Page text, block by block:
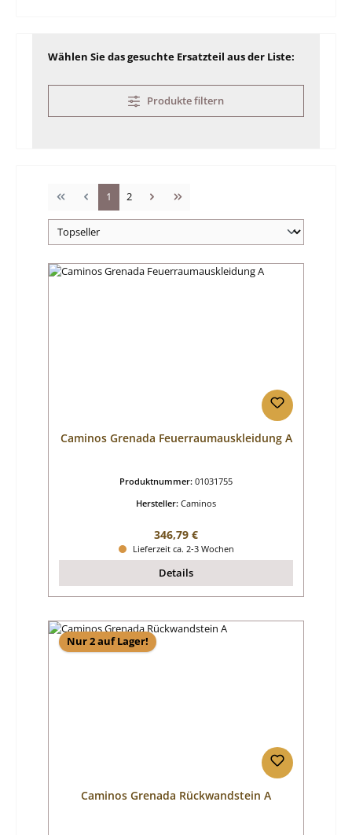
Wählen Sie das gesuchte Ersatzteil aus der Liste:
Produkte filtern
Seite
1 Seite
2
Caminos Grenada Feuerraumauskleidung A
Produktnummer: 01031755
Hersteller: Caminos
Regulärer Preis:
346,79 €
Lieferzeit ca. 2-3 Wochen
Details
Nur 2 auf Lager!
Caminos Grenada Rückwandstein A